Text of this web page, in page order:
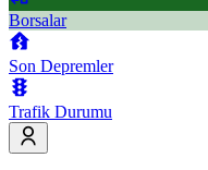
Borsalar
Son Depremler
Trafik Durumu